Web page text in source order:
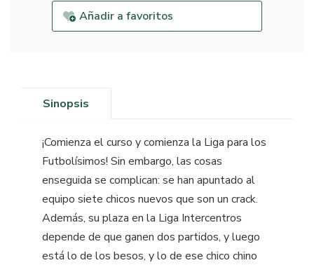
Añadir a favoritos
Sinopsis
¡Comienza el curso y comienza la Liga para los
Futbolísimos! Sin embargo, las cosas
enseguida se complican: se han apuntado al
equipo siete chicos nuevos que son un crack.
Además, su plaza en la Liga Intercentros
depende de que ganen dos partidos, y luego
está lo de los besos, y lo de ese chico chino